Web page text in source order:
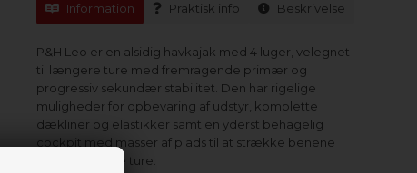
Information Praktisk info Beskrivelse
P&H Leo er en alsidig havkajak med 4 luger, velegnet
til længere ture med fremragende primær og
progressiv sekundær stabilitet. Den har rigelige
muligheder for opbevaring af udstyr, komplette
dækliner og elastikker samt en yderst behagelig
cockpit med masser af plads til at strække benene
under længere ture.